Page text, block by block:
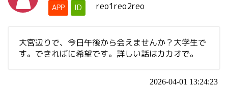
APP ID reo1reo2reo
大宮辺りで、今日午後から会えませんか？大学生で
す。できればに希望です。詳しい話はカカオで。
2026-04-01 13:24:23